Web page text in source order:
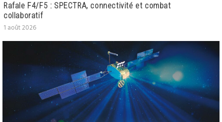
Rafale F4/F5 : SPECTRA, connectivité et combat
collaboratif
1 août 2026